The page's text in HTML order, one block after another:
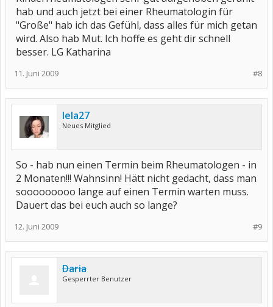
hab und auch jetzt bei einer Rheumatologin für
"Große" hab ich das Gefühl, dass alles für mich getan
wird. Also hab Mut. Ich hoffe es geht dir schnell
besser. LG Katharina
#8
11. Juni 2009
lela27
Neues Mitglied
So - hab nun einen Termin beim Rheumatologen - in
2 Monaten!!! Wahnsinn! Hätt nicht gedacht, dass man
sooooooooo lange auf einen Termin warten muss.
Dauert das bei euch auch so lange?
#9
12. Juni 2009
Daria
Gesperrter Benutzer